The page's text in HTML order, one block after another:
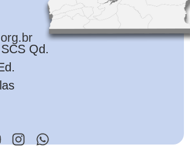
SCS Qd.